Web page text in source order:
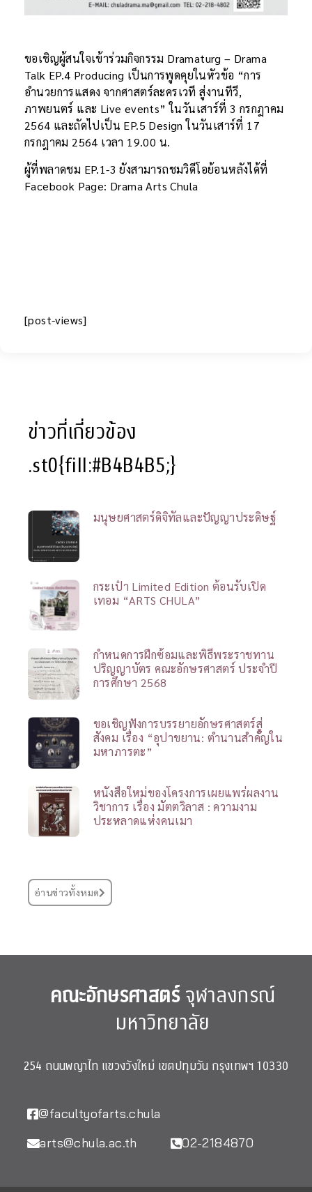
ขอเชิญผู้สนใจเข้าร่วมกิจกรรม Dramaturg – Drama
Talk EP.4 Producing เป็นการพูดคุยในหัวข้อ “การ
อำนวยการแสดง จากศาสตร์ละครเวที สู่งานทีวี,
ภาพยนตร์ และ Live events” ในวันเสาร์ที่ 3 กรกฎาคม
2564 และถัดไปเป็น EP.5 Design ในวันเสาร์ที่ 17
กรกฎาคม 2564 เวลา 19.00 น.
ผู้ที่พลาดชม EP.1-3 ยังสามารถชมวิดีโอย้อนหลังได้ที่
Facebook Page: Drama Arts Chula
[post-views]
ข่าวที่เกี่ยวข้อง
.st0{fill:#B4B4B5;}
มนุษยศาสตร์ดิจิทัลและปัญญาประดิษฐ์
กระเป๋า Limited Edition ต้อนรับเปิด
เทอม “ARTS CHULA”
กำหนดการฝึกซ้อมและพิธีพระราชทาน
ปริญญาบัตร คณะอักษรศาสตร์ ประจำปี
การศึกษา 2568
ขอเชิญฟังการบรรยายอักษรศาสตร์สู่
สังคม เรื่อง “อุปาขยาน: ตำนานสำคัญใน
มหาภารตะ”
หนังสือใหม่ของโครงการเผยแพร่ผลงาน
วิชาการ เรื่อง มัตตวิลาส : ความงาม
ประหลาดแห่งคนเมา
อ่านข่าวทั้งหมด
คณะอักษรศาสตร์จุฬาลงกรณ์
มหาวิทยาลัย
254 ถนนพญาไท แขวงวังใหม่ เขตปทุมวัน กรุงเทพฯ 10330
@facultyofarts.chula
arts@chula.ac.th
02-2184870